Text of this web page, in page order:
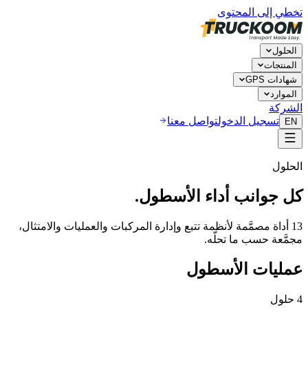
تخطي إلى المحتوى
الحلول
المنتجات
شهادات GPS
الموارد
الشركة
EN تسجيل الدخولتواصل معنا
الحلول
كل جوانب أداء الأسطول.
13 أداة مصمَّمة لأنظمة تتبع وإدارة المركبات والعمليات والامتثال،
مجمَّعة حسب ما تحلّه.
عمليات الأسطول
4 حلول